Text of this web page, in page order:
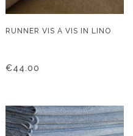
RUNNER VIS A VIS IN LINO
€44.00